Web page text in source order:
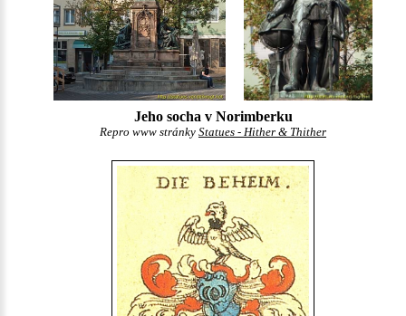
Jeho socha v Norimberku
Repro www stránky Statues - Hither & Thither